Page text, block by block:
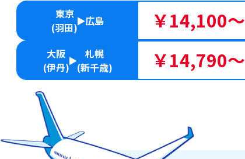
東京
(羽田) 広島 ￥14,100～
大阪
(伊丹)
札幌
(新千歳)
￥14,790～